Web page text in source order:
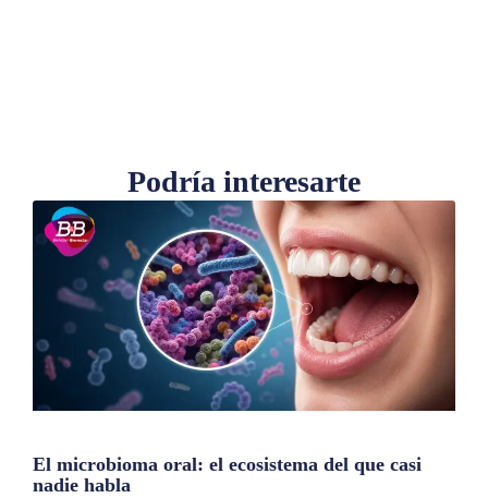
Podría interesarte
El microbioma oral: el ecosistema del que casi
nadie habla